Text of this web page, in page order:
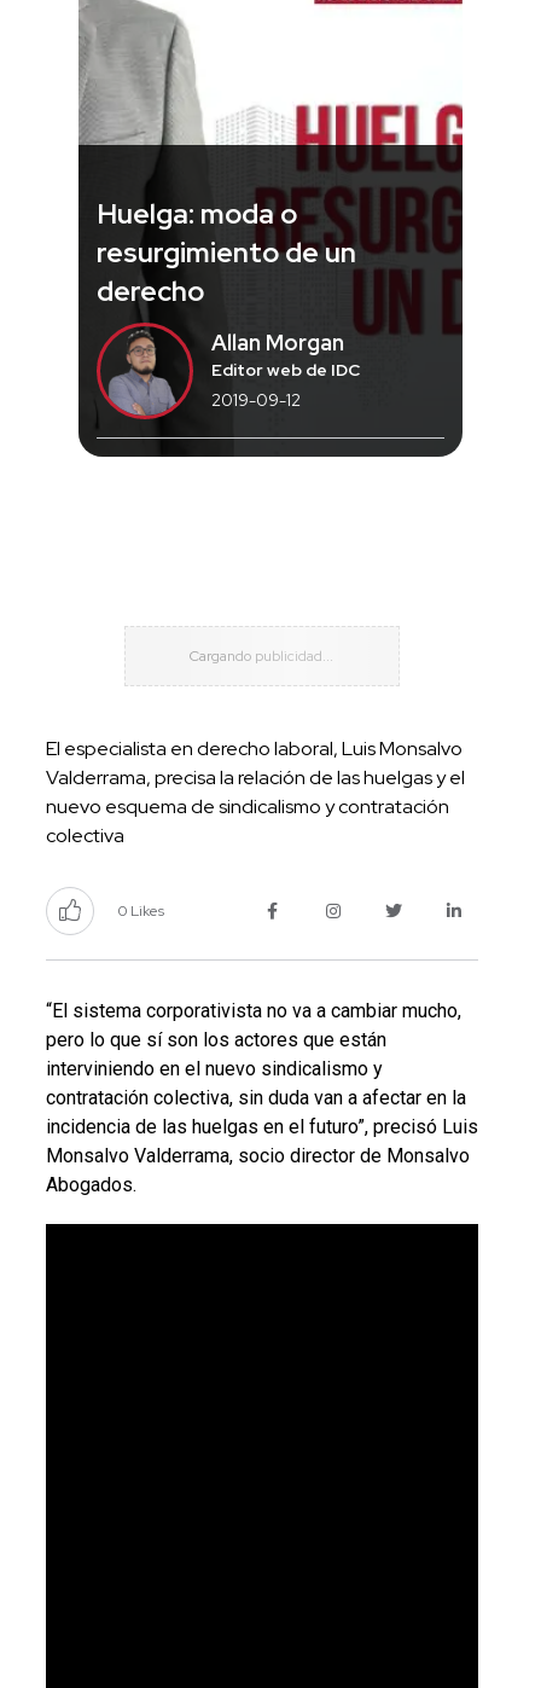
Huelga: moda o
resurgimiento de un
derecho
Allan Morgan
Editor web de IDC
2019-09-12
El especialista en derecho laboral, Luis Monsalvo
Valderrama, precisa la relación de las huelgas y el
nuevo esquema de sindicalismo y contratación
colectiva
0 Likes
“El sistema corporativista no va a cambiar mucho,
pero lo que sí son los actores que están
interviniendo en el nuevo sindicalismo y
contratación colectiva, sin duda van a afectar en la
incidencia de las huelgas en el futuro”, precisó Luis
Monsalvo Valderrama, socio director de Monsalvo
Abogados.